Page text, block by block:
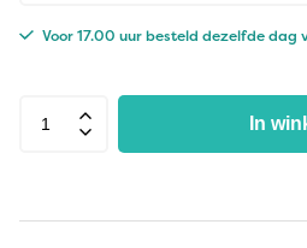
Voor 17.00 uur besteld dezelfde dag
In